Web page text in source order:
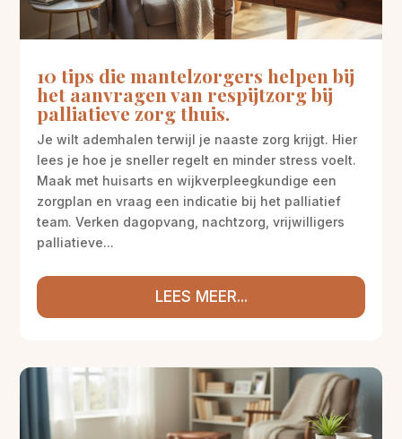
10 tips die mantelzorgers helpen bij
het aanvragen van respijtzorg bij
palliatieve zorg thuis.
Je wilt ademhalen terwijl je naaste zorg krijgt. Hier
lees je hoe je sneller regelt en minder stress voelt.
Maak met huisarts en wijkverpleegkundige een
zorgplan en vraag een indicatie bij het palliatief
team. Verken dagopvang, nachtzorg, vrijwilligers
palliatieve...
LEES MEER...